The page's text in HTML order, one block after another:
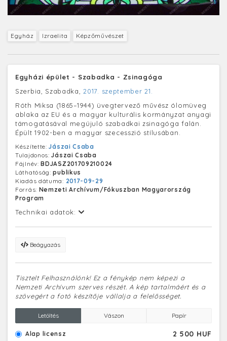
Egyház Izraelita Képzőművészet
Egyházi épület - Szabadka - Zsinagóga
Szerbia, Szabadka,2017. szeptember 21.
Róth Miksa (1865–1944) üvegtervező művész ólomüveg
ablaka az EU és a magyar kulturális kormányzat anyagi
támogatásával megújuló szabadkai zsinagóga falán.
Épült 1902-ben a magyar szecesszió stílusában.
Készítette:Jászai Csaba
Tulajdonos:Jászai Csaba
Fájlnév:BDJASZ201709210024
Láthatóság:publikus
Kiadás dátuma: 2017-09-29
Forrás: Nemzeti Archívum/Fókuszban Magyarország
Program
Technikai adatok:
Beágyazás
Tisztelt Felhasználónk! Ez a fénykép nem képezi a
Nemzeti Archívum szerves részét. A kép tartalmáért és a
szövegért a fotó készítője vállalja a felelősséget.
Letöltés Vászon Papír
Alap licensz 2 500 HUF